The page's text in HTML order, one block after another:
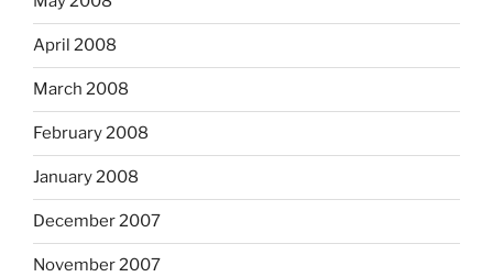
April 2008
March 2008
February 2008
January 2008
December 2007
November 2007